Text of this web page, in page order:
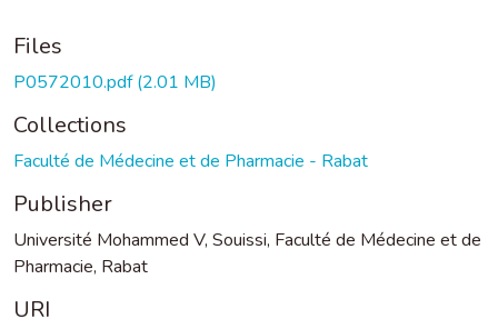
Files
P0572010.pdf(2.01 MB)
Collections
Faculté de Médecine et de Pharmacie - Rabat
Publisher
Université Mohammed V, Souissi, Faculté de Médecine et de
Pharmacie, Rabat
URI